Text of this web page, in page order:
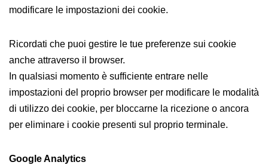
modificare le impostazioni dei cookie.
Ricordati che puoi gestire le tue preferenze sui cookie
anche attraverso il browser.
In qualsiasi momento è sufficiente entrare nelle
impostazioni del proprio browser per modificare le modalità
di utilizzo dei cookie, per bloccarne la ricezione o ancora
per eliminare i cookie presenti sul proprio terminale.
Google Analytics